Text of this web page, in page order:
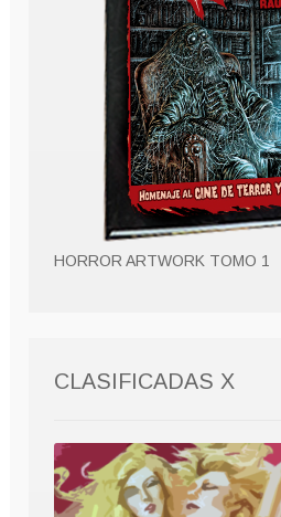
HORROR ARTWORK TOMO 1
CLASIFICADAS X